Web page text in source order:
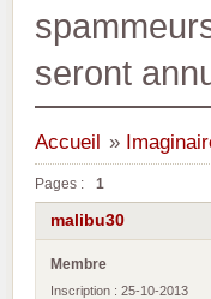
seront
Accueil »
Pages : 1
malibu30
Membre
Inscription : 25-10-2013